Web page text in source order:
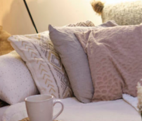
BOUGENT
DES IMAGES QUI NE
BOUGENT PAS
LES EXTÉRIEURS
WAW DES TABLES
C’EST MOI QUI L’AI FAIT !
LE POURQUOI DU
COMMENT